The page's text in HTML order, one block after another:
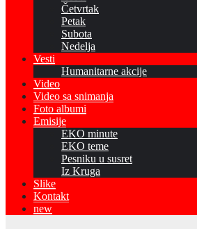
Četvrtak
Petak
Subota
Nedelja
Vesti
Humanitarne akcije
Video
Video sa snimanja
Foto albumi
Emisije
EKO minute
EKO teme
Pesniku u susret
Iz Kruga
Slike
Kontakt
new